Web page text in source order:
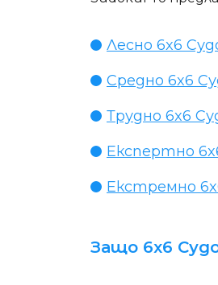
Лесно 6x6
Средно 6x6
Трудно 6x6
Експертно
Екстремно
Защо 6x6